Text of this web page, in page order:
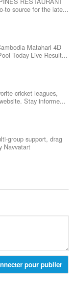
to source for the late...
Matahari 4D
Today Live Result...
cricket leagues,
Stay informe...
group support, drag
Navvatart
pour publier